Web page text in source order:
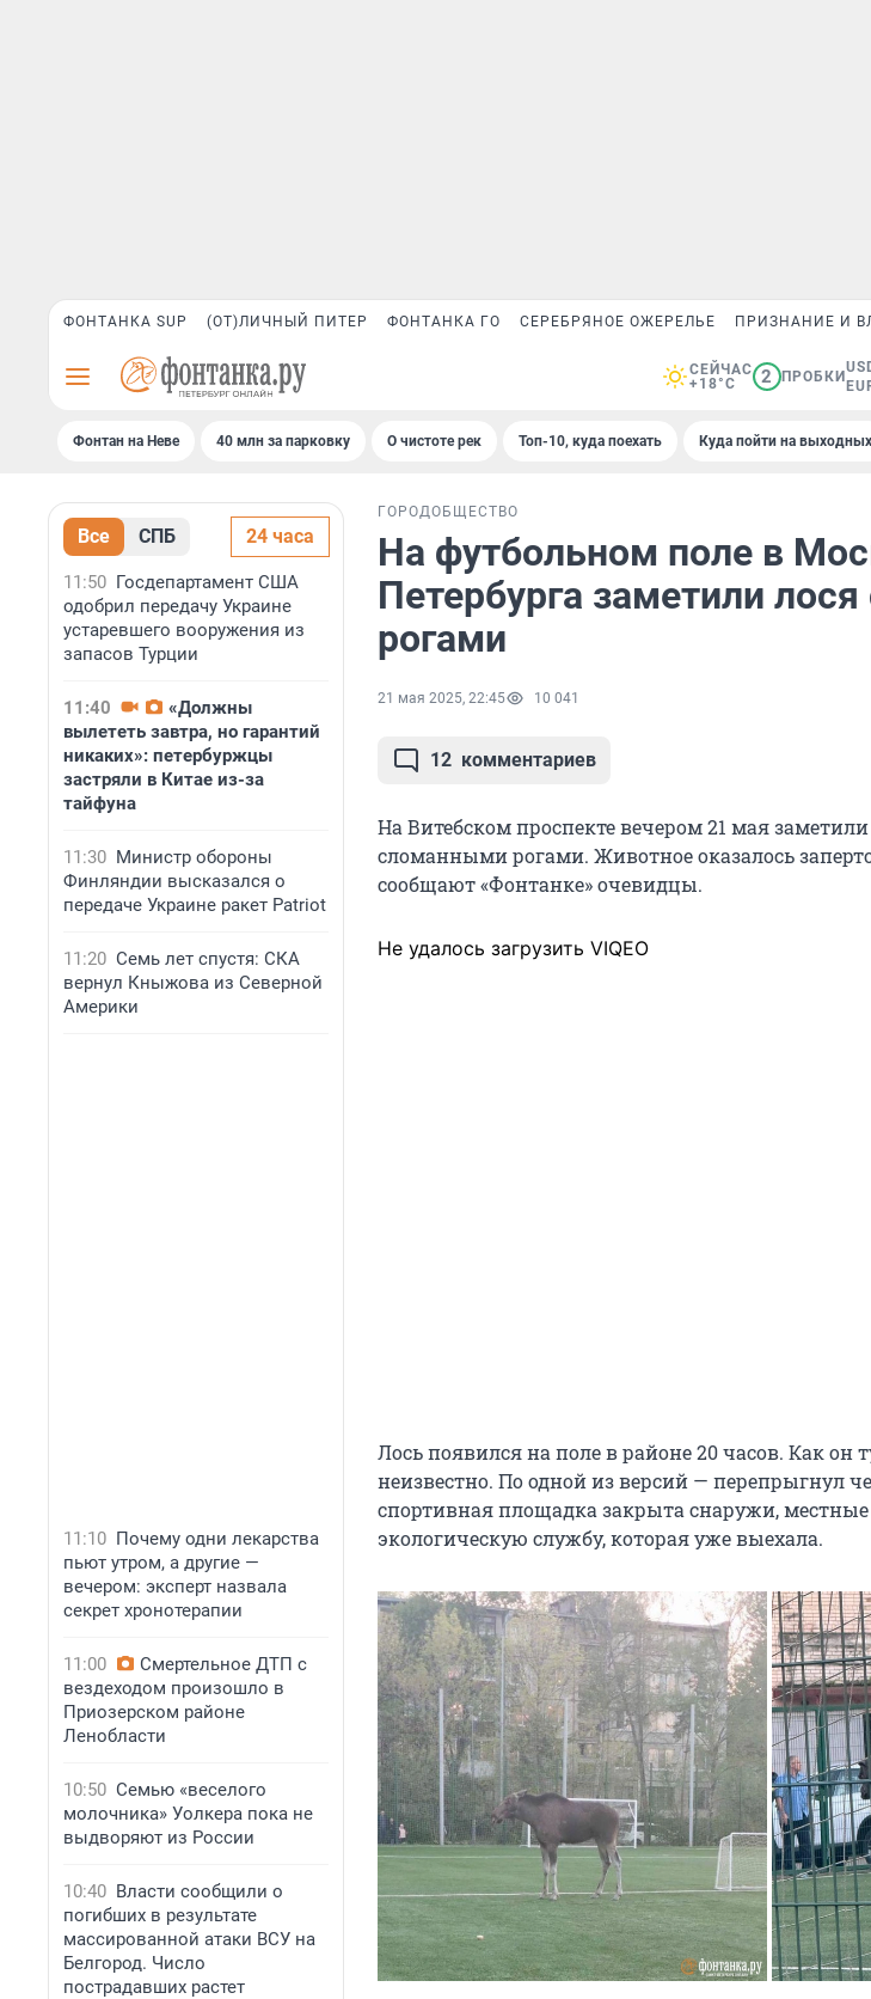
ФОНТАНКА SUP (ОТ)ЛИЧНЫЙ ПИТЕР ФОНТАНКА ГО СЕРЕБРЯНОЕ ОЖЕРЕЛЬЕ ПРИЗНАНИЕ И
СЕЙЧАС
+18°C
2 ПРОБКИ
Фонтан на Неве 40 млн за парковку О чистоте рек Топ-10, куда поехать Куда пойти на выходных
Все СПБ 24 часа
11:50 Госдепартамент США
одобрил передачу Украине
устаревшего вооружения из
запасов Турции
11:40
«Должны
вылететь завтра, но гарантий
никаких»: петербуржцы
застряли в Китае из-за
тайфуна
11:30 Министр обороны
Финляндии высказался о
передаче Украине ракет Patriot
11:20 Семь лет спустя: СКА
вернул Кныжова из Северной
Америки
11:10 Почему одни лекарства
пьют утром, а другие —
вечером: эксперт назвала
секрет хронотерапии
11:00
Смертельное ДТП с
вездеходом произошло в
Приозерском районе
Ленобласти
10:50 Семью «веселого
молочника» Уолкера пока не
выдворяют из России
10:40 Власти сообщили о
погибших в результате
массированной атаки ВСУ на
Белгород. Число
пострадавших растет
ГОРОДОБЩЕСТВО
На футбольном поле в
Петербурга заметили
рогами
21 мая 2025, 22:45 10 041
12 комментариев
На Витебском проспекте вечером 21 мая
сломанными рогами. Животное оказалось
сообщают «Фонтанке» очевидцы.
Не удалось загрузить VIQEO
Лось появился на поле в районе 20 часов. Как он
неизвестно. По одной из версий — перепрыгнул
спортивная площадка закрыта снаружи,
экологическую службу, которая уже выехала.